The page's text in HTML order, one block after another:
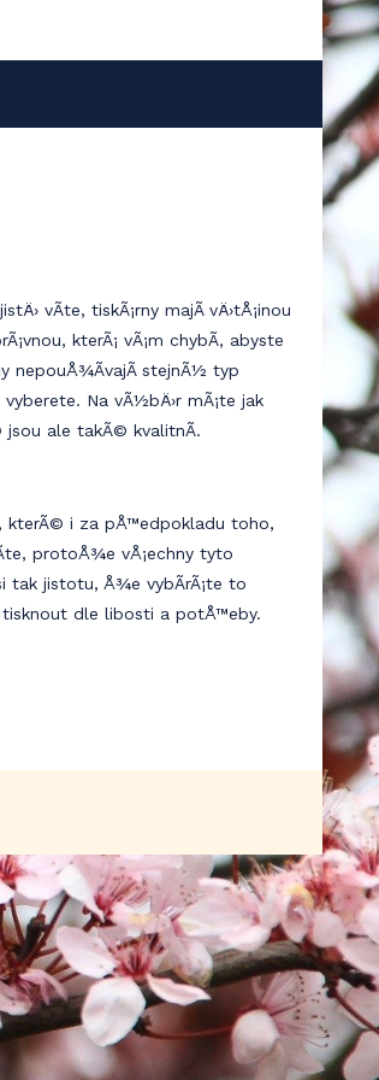
vÃ­te, tiskÃ¡rny majÃ­ vÄ›tÅ¡inou
kterÃ¡ vÃ¡m chybÃ­, abyste
nepouÅ¾Ã­vajÃ­ stejnÃ½ typ
Na vÃ½bÄ›r mÃ¡te jak
jsou ale takÃ© kvalitnÃ­.
kterÃ© i za pÅ™edpokladu toho,
protoÅ¾e vÅ¡echny tyto
tak jistotu, Å¾e vybÃ­rÃ¡te to
tisknout dle libosti a potÅ™eby.